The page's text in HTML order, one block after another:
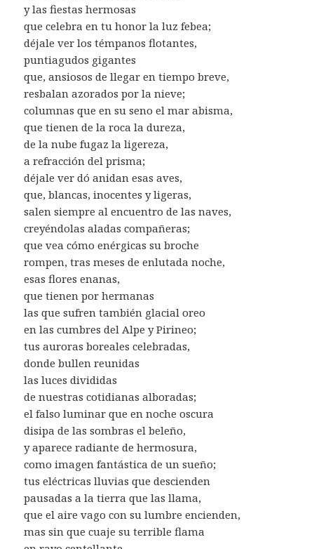
y las fiestas hermosas
que celebra en tu honor la luz febea;
déjale ver los témpanos flotantes,
puntiagudos gigantes
que, ansiosos de llegar en tiempo breve,
resbalan azorados por la nieve;
columnas que en su seno el mar abisma,
que tienen de la roca la dureza,
de la nube fugaz la ligereza,
a refracción del prisma;
déjale ver dó anidan esas aves,
que, blancas, inocentes y ligeras,
salen siempre al encuentro de las naves,
creyéndolas aladas compañeras;
que vea cómo enérgicas su broche
rompen, tras meses de enlutada noche,
esas flores enanas,
que tienen por hermanas
las que sufren también glacial oreo
en las cumbres del Alpe y Pirineo;
tus auroras boreales celebradas,
donde bullen reunidas
las luces divididas
de nuestras cotidianas alboradas;
el falso luminar que en noche oscura
disipa de las sombras el beleño,
y aparece radiante de hermosura,
como imagen fantástica de un sueño;
tus eléctricas lluvias que descienden
pausadas a la tierra que las llama,
que el aire vago con su lumbre encienden,
mas sin que cuaje su terrible flama